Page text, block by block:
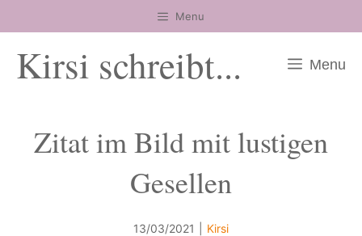
Inhalt
springen
Menu
Kirsi schreibt... Menu
Zitat im Bild mit lustigen
Gesellen
13/03/2021 Kirsi